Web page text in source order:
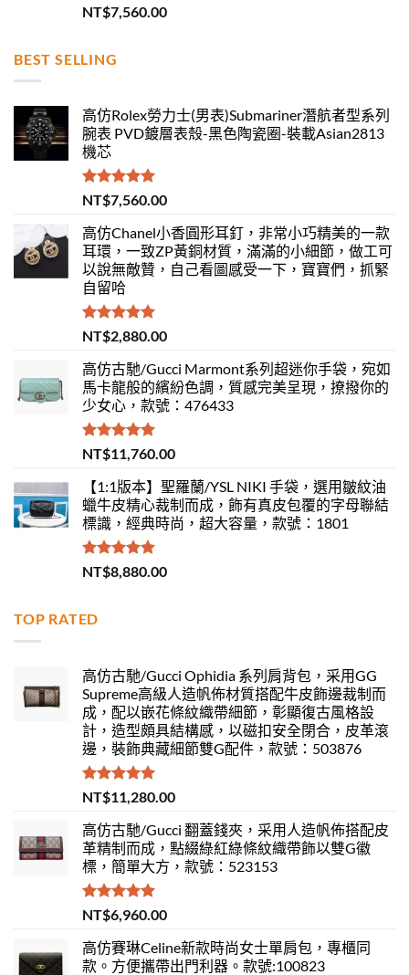
評分 5.00
滿分 5
NT$7,560.00
BEST SELLING
高仿Rolex勞力士(男表)Submariner潛航者型系列
腕表 PVD鍍層表殼-黑色陶瓷圈-裝載Asian2813
機芯
評分 5.00
滿分 5
NT$7,560.00
高仿Chanel小香圓形耳釘，非常小巧精美的一款
耳環，一致ZP黃銅材質，滿滿的小細節，做工可
以說無敵贊，自己看圖感受一下，寶寶們，抓緊
自留哈
評分 5.00
滿分 5
NT$2,880.00
高仿古馳/Gucci Marmont系列超迷你手袋，宛如
馬卡龍般的繽紛色調，質感完美呈現，撩撥你的
少女心，款號：476433
評分5.00
滿分 5
NT$11,760.00
【1:1版本】聖羅蘭/YSL NIKI 手袋，選用皺紋油
蠟牛皮精心裁制而成，飾有真皮包覆的字母聯結
標識，經典時尚，超大容量，款號：1801
評分 5.00
滿分 5
NT$8,880.00
TOP RATED
高仿古馳/Gucci Ophidia 系列肩背包，采用GG
Supreme高級人造帆佈材質搭配牛皮飾邊裁制而
成，配以嵌花條紋織帶細節，彰顯復古風格設
計，造型頗具結構感，以磁扣安全閉合，皮革滾
邊，裝飾典藏細節雙G配件，款號：503876
評分5.00
滿分 5
NT$11,280.00
高仿古馳/Gucci 翻蓋錢夾，采用人造帆佈搭配皮
革精制而成，點綴綠紅綠條紋織帶飾以雙G徽
標，簡單大方，款號：523153
評分 5.00
滿分 5
NT$6,960.00
高仿賽琳Celine新款時尚女士單肩包，專櫃同
款。方便攜帶出門利器。款號:100823